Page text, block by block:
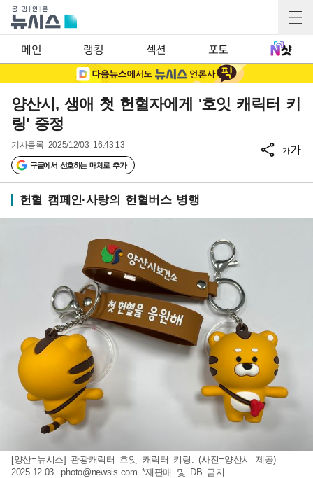
메인 랭킹 섹션 포토
양산시, 생애 첫 헌혈자에게 '호잇 캐릭터 키
링' 증정
기사등록 2025/12/03 16:43:13
구글에서 선호하는 매체로 추가
가가
헌혈 캠페인·사랑의 헌혈버스 병행
[양산=뉴시스] 관광캐릭터 호잇 캐릭터 키링. (사진=양산시 제공)
2025.12.03.photo@newsis.com *재판매 및 DB 금지